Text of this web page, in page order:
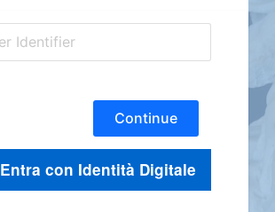
Continue
Entra con Identità Digitale